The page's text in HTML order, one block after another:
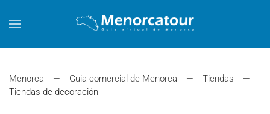
Skip to main content
Menorca Guia comercial de Menorca
Tiendas
Tiendas de decoración